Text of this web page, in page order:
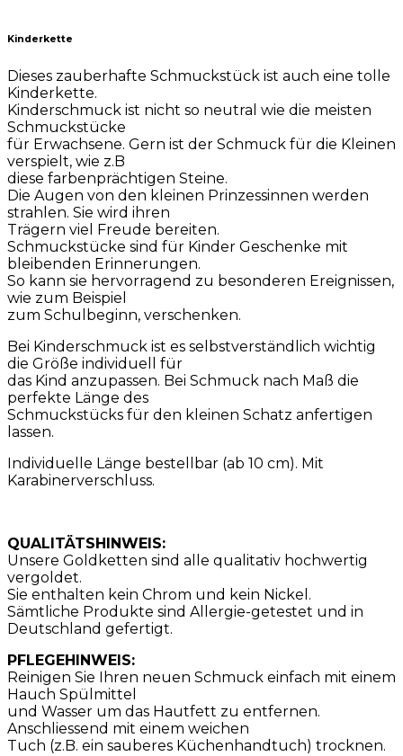
Kinderkette
Dieses zauberhafte Schmuckstück ist auch eine tolle
Kinderkette.
Kinderschmuck ist nicht so neutral wie die meisten
Schmuckstücke
für Erwachsene. Gern ist der Schmuck für die Kleinen
verspielt, wie z.B
diese farbenprächtigen Steine.
Die Augen von den kleinen Prinzessinnen werden
strahlen. Sie wird ihren
Trägern viel Freude bereiten.
Schmuckstücke sind für Kinder Geschenke mit
bleibenden Erinnerungen.
So kann sie hervorragend zu besonderen Ereignissen,
wie zum Beispiel
zum Schulbeginn, verschenken.
Bei Kinderschmuck ist es selbstverständlich wichtig
die Größe individuell für
das Kind anzupassen. Bei Schmuck nach Maß die
perfekte Länge des
Schmuckstücks für den kleinen Schatz anfertigen
lassen.
Individuelle Länge bestellbar (ab 10 cm). Mit
Karabinerverschluss.
QUALITÄTSHINWEIS:
Unsere Goldketten sind alle qualitativ hochwertig
vergoldet.
Sie enthalten kein Chrom und kein Nickel.
Sämtliche Produkte sind Allergie-getestet und in
Deutschland gefertigt.
PFLEGEHINWEIS:
Reinigen Sie Ihren neuen Schmuck einfach mit einem
Hauch Spülmittel
und Wasser um das Hautfett zu entfernen.
Anschliessend mit einem weichen
Tuch (z.B. ein sauberes Küchenhandtuch) trocknen.